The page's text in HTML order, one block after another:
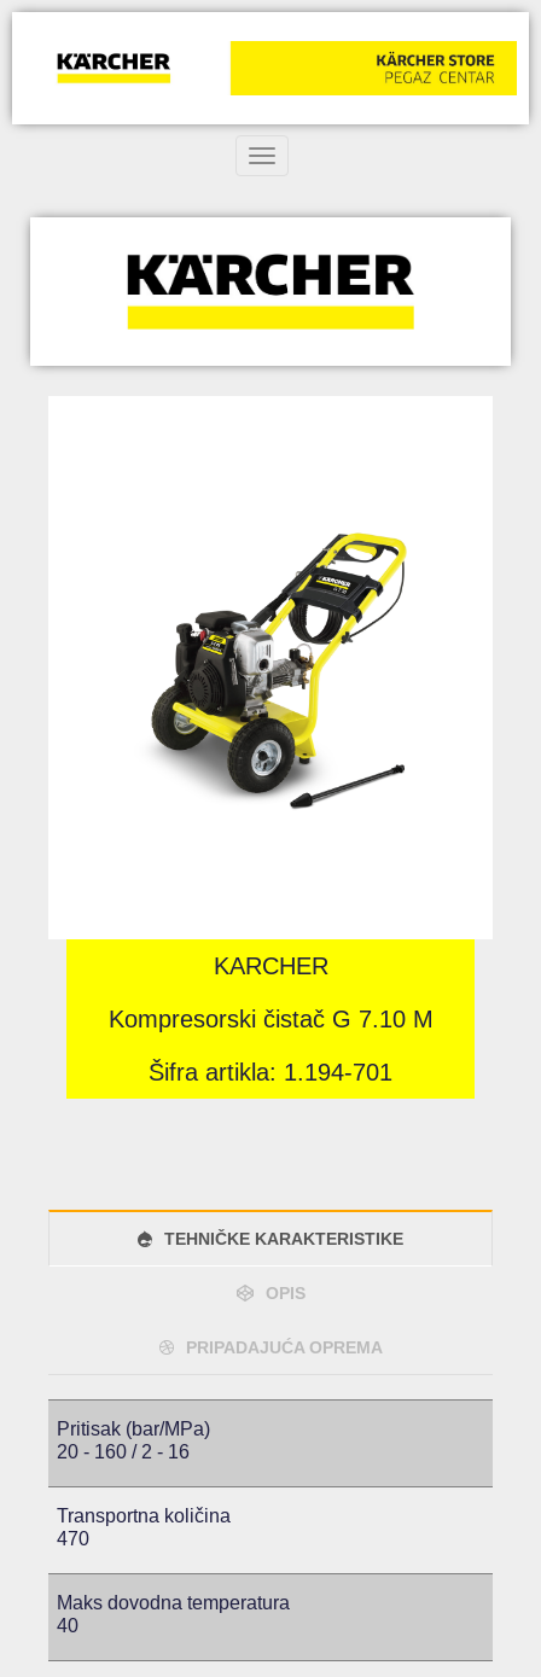
Toggle navigation
KARCHER
Kompresorski čistač G 7.10 M
Šifra artikla: 1.194-701
TEHNIČKE KARAKTERISTIKE
OPIS
PRIPADAJUĆA OPREMA
Pritisak (bar/MPa)
20 - 160 / 2 - 16
Transportna količina
470
Maks dovodna temperatura
40